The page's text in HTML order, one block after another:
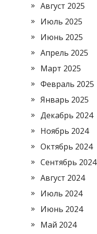
Август 2025
Июль 2025
Июнь 2025
Апрель 2025
Март 2025
Февраль 2025
Январь 2025
Декабрь 2024
Ноябрь 2024
Октябрь 2024
Сентябрь 2024
Август 2024
Июль 2024
Июнь 2024
Май 2024